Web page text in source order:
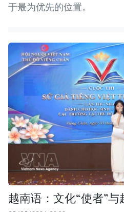
于最为优先的位置。
越南语：文化“使者”